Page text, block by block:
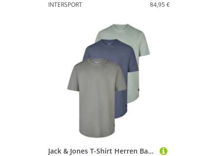
INTERSPORT
84,95 €
Jack & Jones T-Shirt Herren Basicshirt JJENOA 3er Pack Regular Fit (Vorteilspack, 3-tlg) Kurzarm Tee Shirt mit Rundhalsausschnitt aus 100% Baumwolle